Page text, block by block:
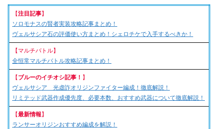
【注目記事】
ソロモナスの賢者実装攻略記事まとめ！
ヴェルサシア石の評価使い方まとめ！シェロチケで入手するべきか！
【マルチバトル】
全恒常マルチバトル攻略記事まとめ！
【ブルーのイチオシ記事！ 】
ヴェルサシア 光虚詐オリジンファイター編成！徹底解説！
リミテッド武器作成優先度、必要本数、おすすめ武器について徹底解説！
【最新情報】
ランサーオリジンおすすめ編成を解説！